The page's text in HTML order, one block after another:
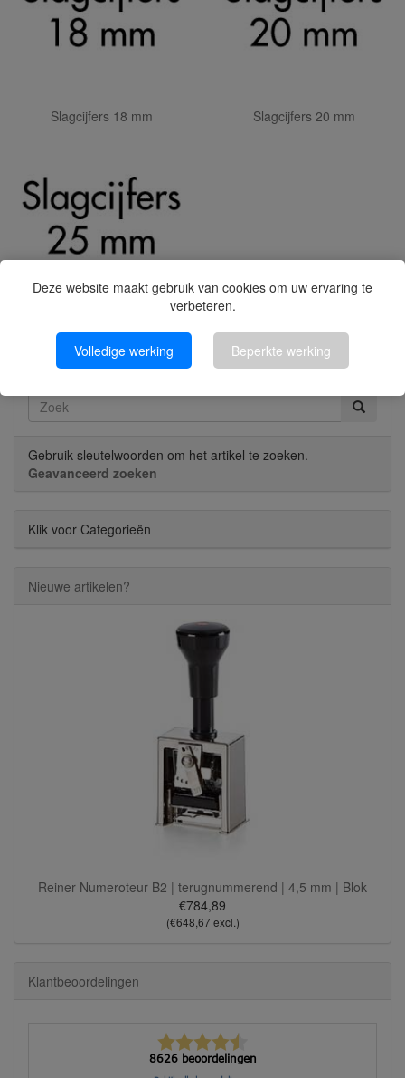
Deze website maakt gebruik van cookies om uw ervaring te
verbeteren.
Volledige werking Beperkte werking
Slagcijfers 18 mm Slagcijfers 20 mm
Snelzoeken
Gebruik sleutelwoorden om het artikel te zoeken.
Geavanceerd zoeken
Klik voor Categorieën
Nieuwe artikelen?
Reiner Numeroteur B2 | terugnummerend | 4,5 mm | Blok
€784,89
(€648,67 excl.)
Klantbeoordelingen
8626 beoordelingen